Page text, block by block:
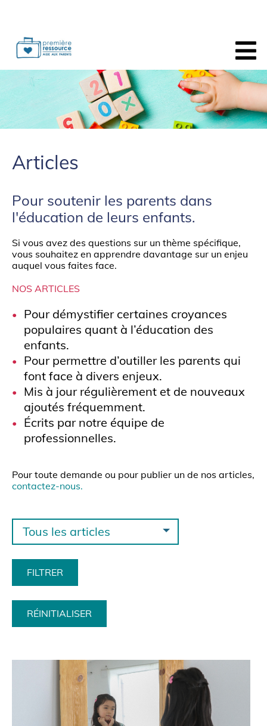
Articles
Pour soutenir les parents dans
l'éducation de leurs enfants.
Si vous avez des questions sur un thème spécifique,
vous souhaitez en apprendre davantage sur un enjeu
auquel vous faites face.
NOS ARTICLES
Pour démystifier certaines croyances
populaires quant à l’éducation des
enfants.
Pour permettre d’outiller les parents qui
font face à divers enjeux.
Mis à jour régulièrement et de nouveaux
ajoutés fréquemment.
Écrits par notre équipe de
professionnelles.
Pour toute demande ou pour publier un de nos articles,
contactez-nous.
Tous les articles
RÉINITIALISER